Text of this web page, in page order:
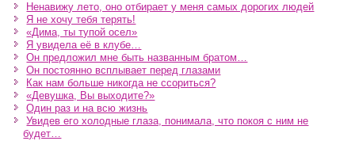
Ненавижу лето, оно отбирает у меня самых дорогих людей
Я не хочу тебя терять!
«Дима, ты тупой осел»
Я увидела её в клубе…
Он предложил мне быть названным братом…
Он постоянно всплывает перед глазами
Как нам больше никогда не ссориться?
«Девушка, Вы выходите?»
Один раз и на всю жизнь
Увидев его холодные глаза, понимала, что покоя с ним не
будет…